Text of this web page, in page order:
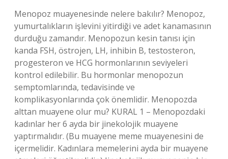
Menopoz muayenesinde nelere bakılır? Menopoz,
yumurtalıkların işlevini yitirdiği ve adet kanamasının
durduğu zamandır. Menopozun kesin tanısı için
kanda FSH, östrojen, LH, inhibin B, testosteron,
progesteron ve HCG hormonlarının seviyeleri
kontrol edilebilir. Bu hormonlar menopozun
semptomlarında, tedavisinde ve
komplikasyonlarında çok önemlidir. Menopozda
alttan muayene olur mu? KURAL 1 – Menopozdaki
kadınlar her 6 ayda bir jinekolojik muayene
yaptırmalıdır. (Bu muayene meme muayenesini de
içermelidir. Kadınlara memelerini ayda bir muayene